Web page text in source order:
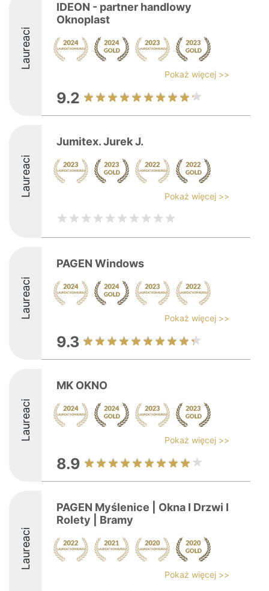
Laureaci
IDEON - partner handlowy
Oknoplast
Pokaż więcej >>
9.2
Laureaci
Jumitex. Jurek J.
Pokaż więcej >>
Laureaci
PAGEN Windows
Pokaż więcej >>
9.3
Laureaci
MK OKNO
Pokaż więcej >>
8.9
Laureaci
PAGEN Myślenice | Okna I Drzwi I
Rolety | Bramy
Pokaż więcej >>